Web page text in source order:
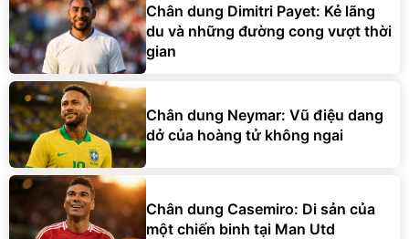
Chân dung Dimitri Payet: Kẻ lãng
du và những đường cong vượt thời
gian
Chân dung Neymar: Vũ điệu dang
dở của hoàng tử không ngai
Chân dung Casemiro: Di sản của
một chiến binh tại Man Utd